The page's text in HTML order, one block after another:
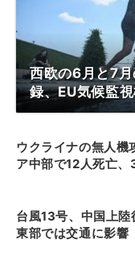
西欧の6月と7
録、EU気候監
ウクライナの無人機
ア中部で12人死亡
台風13号、中国上陸
東部では交通に影響